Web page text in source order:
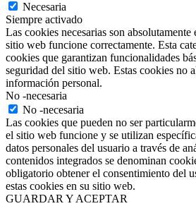
Necesaria
Siempre activado
Las cookies necesarias son absolutamente
sitio web funcione correctamente. Esta
cookies que garantizan funcionalidades
seguridad del sitio web. Estas cookies no
información personal.
No -necesaria
No -necesaria
Las cookies que pueden no ser
el sitio web funcione y se utilizan
datos personales del usuario a través de
contenidos integrados se denominan
obligatorio obtener el consentimiento del
estas cookies en su sitio web.
GUARDAR Y ACEPTAR